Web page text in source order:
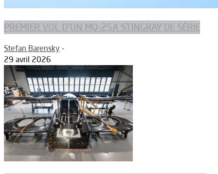
PREMIER VOL D’UN MQ-25A STINGRAY DE SÉRIE
Stefan Barensky -
29 avril 2026